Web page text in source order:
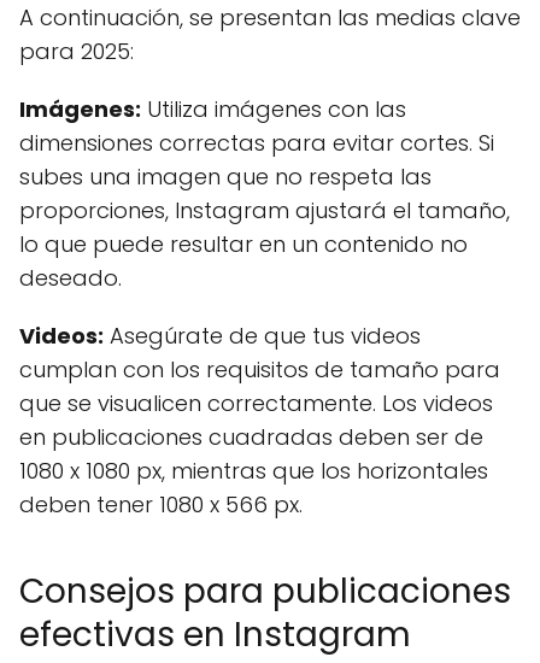
A continuación, se presentan las medias clave
para 2025:
Imágenes: Utiliza imágenes con las
dimensiones correctas para evitar cortes. Si
subes una imagen que no respeta las
proporciones, Instagram ajustará el tamaño,
lo que puede resultar en un contenido no
deseado.
Videos: Asegúrate de que tus videos
cumplan con los requisitos de tamaño para
que se visualicen correctamente. Los videos
en publicaciones cuadradas deben ser de
1080 x 1080 px, mientras que los horizontales
deben tener 1080 x 566 px.
Consejos para publicaciones
efectivas en Instagram